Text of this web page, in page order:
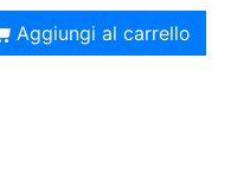
Aggiungi al carrello